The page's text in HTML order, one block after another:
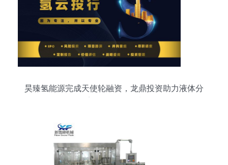
昊臻氢能源完成天使轮融资，龙鼎投资助力液体分